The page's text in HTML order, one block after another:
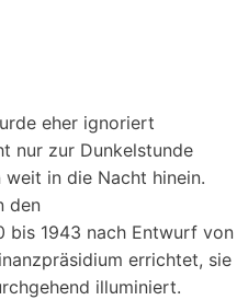
eher ignoriert
nur zur Dunkelstunde
in die Nacht hinein.
den
bis 1943 nach Entwurf von
errichtet, sie
illuminiert.